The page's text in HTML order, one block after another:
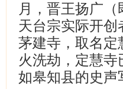
月，晋王扬广
天台宗实际开
茅建寺，取名定
火洗劫，定慧
如皋知县的史声